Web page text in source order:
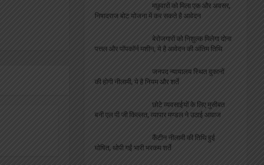
मछुवारों को मिला एक और अवसर,
निषादराज बोट योजना में कर सकते है आवेदन
बेरोजगारों को निशुल्क मिलेगा दोना
पत्तल और पॉपकॉर्न मशीन, ये है आवेदन की अंतिम तिथि
जनपद न्यायालय स्थित दुकानों
की होगी नीलामी, ये है नियम और शर्ते
छोटे व्यवसाईयों के लिए मुसीबत
बनी एल पी जी किल्लत, व्यापार मण्डल ने उठाई आवाज
कैंटीन नीलामी की तिथि हुई
घोषित, थोपी गईं भारी भरकम शर्ते